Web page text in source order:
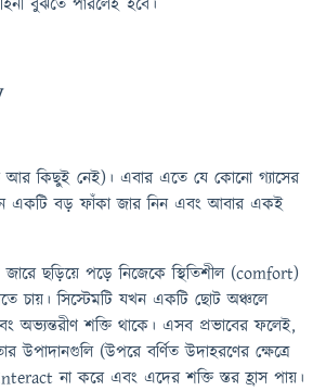
আর কিছুই নেই)। এবার এতে যে কোনো গ্যাসের
একটি বড় ফাঁকা জার নিন এবং আবার একই
ছড়িয়ে পড়ে নিজেকে স্থিতিশীল (comfort)
চায়। সিস্টেমটি যখন একটি ছোট অঞ্চলে
অভ্যন্তরীণ শক্তি থাকে। এসব প্রভাবের ফলেই,
উপাদানগুলি (উপরে বর্ণিত উদাহরণের ক্ষেত্রে
না করে এবং এদের শক্তি স্তর হ্রাস পায়।